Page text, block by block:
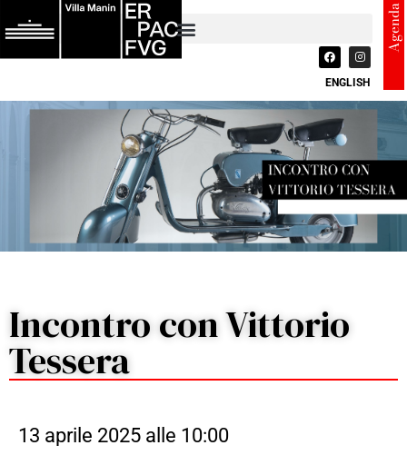
ENGLISH
Agenda
Incontro con Vittorio
Tessera
13 aprile 2025 alle 10:00